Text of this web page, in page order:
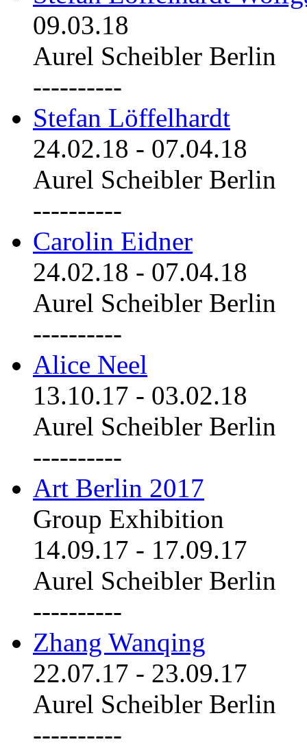
09.03.18
Aurel Scheibler Berlin
----------
Stefan Löffelhardt
24.02.18 - 07.04.18
Aurel Scheibler Berlin
----------
Carolin Eidner
24.02.18 - 07.04.18
Aurel Scheibler Berlin
----------
Alice Neel
13.10.17 - 03.02.18
Aurel Scheibler Berlin
----------
Art Berlin 2017
Group Exhibition
14.09.17 - 17.09.17
Aurel Scheibler Berlin
----------
Zhang Wanqing
22.07.17 - 23.09.17
Aurel Scheibler Berlin
----------